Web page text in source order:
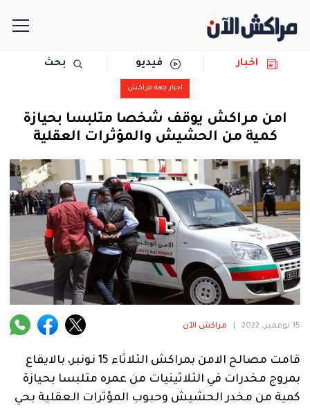
سياسة
رياضة
حوادث
دولية
المرأة
آراء
اخبار فيديو بحث
اخبار جهة مراكش
امن مراكش يوقف شخصا متلبسا بحيازة
كمية من الحشيش والمؤثرات العقلية
15 نوفمبر، 2022 مراكش الآن
قامت مصالح الامن بمراكش الثلاثاء 15 نونبر، بالايقاع
بمروج مخدرات في الثلاثينيات من عمره متلبسا بحيازة
كمية من مخدر الحشيش وحبوب المؤثرات العقلية بحي